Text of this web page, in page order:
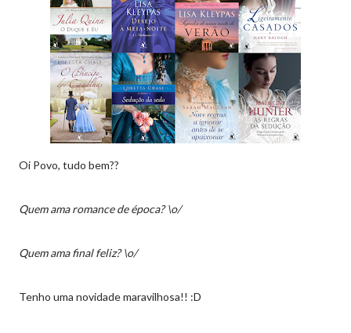
Oi Povo, tudo bem??
Quem ama romance de época?\o/
Quem ama final feliz?\o/
Tenho uma novidade maravilhosa!! :D